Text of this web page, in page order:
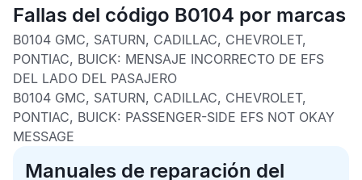
Fallas del código B0104 por marcas
B0104 GMC, SATURN, CADILLAC, CHEVROLET,
PONTIAC, BUICK: MENSAJE INCORRECTO DE EFS
DEL LADO DEL PASAJERO
B0104 GMC, SATURN, CADILLAC, CHEVROLET,
PONTIAC, BUICK: PASSENGER-SIDE EFS NOT OKAY
MESSAGE
Manuales de reparación del